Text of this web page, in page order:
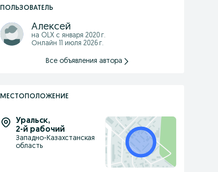
ПОЛЬЗОВАТЕЛЬ
Алексей
на OLX с января 2020 г.
Онлайн 11 июля 2026 г.
Все объявления автора
МЕСТОПОЛОЖЕНИЕ
Уральск,
2-й рабочий
Западно-Казахстанская
область